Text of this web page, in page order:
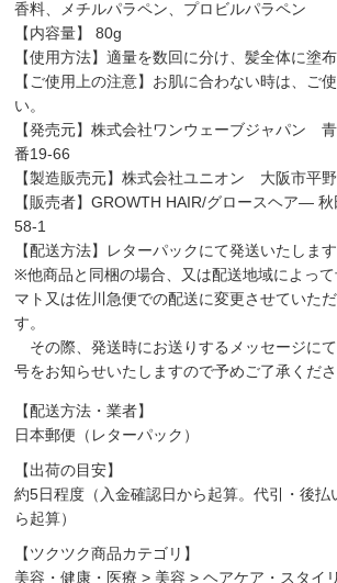
香料、メチルパラペン、プロビルパラペン
【内容量】 80g
【使用方法】適量を数回に分け、髪全体に塗
【ご使用上の注意】お肌に合わない時は、ご
い。
【発売元】株式会社ワンウェーブジャパン
番19-66
【製造販売元】株式会社ユニオン 大阪市平
【販売者】GROWTH HAIR/グロースヘア―
58-1
【配送方法】レターパックにて発送いたします
※他商品と同梱の場合、又は配送地域によっ
マト又は佐川急便での配送に変更させていた
す。
その際、発送時にお送りするメッセージに
号をお知らせいたしますので予めご了承くださ
【配送方法・業者】
日本郵便（レターパック）
【出荷の目安】
約5日程度（入金確認日から起算。代引・後払
ら起算）
【ツクツク商品カテゴリ】
美容・健康・医療 > 美容 >ヘアケア・スタイ